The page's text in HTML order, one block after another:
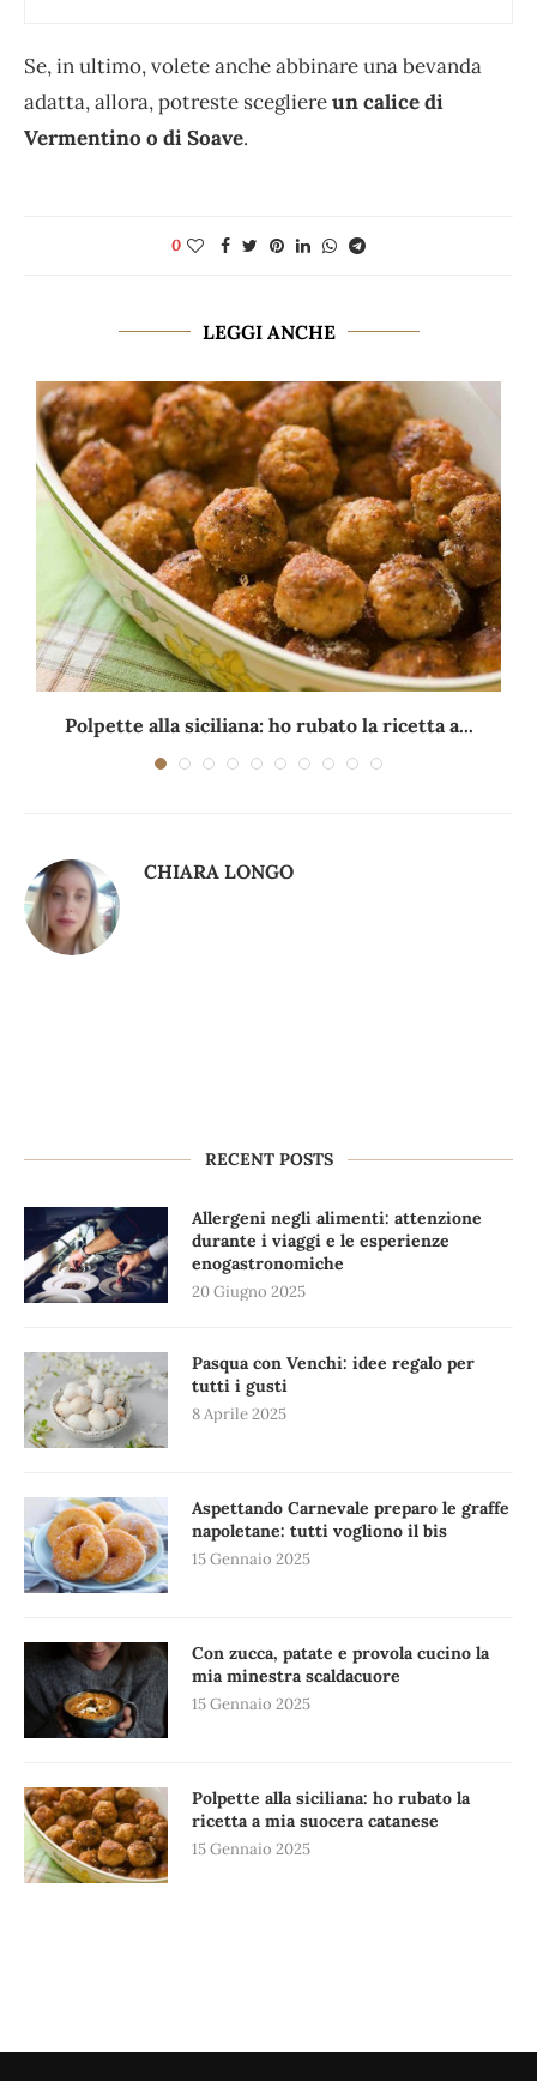
Se, in ultimo, volete anche abbinare una bevanda
adatta, allora, potreste scegliereun calice di
Vermentino o di Soave.
0
LEGGI ANCHE
Polpette alla siciliana: ho rubato la ricetta a...
CHIARA LONGO
RECENT POSTS
Allergeni negli alimenti: attenzione
durante i viaggi e le esperienze
enogastronomiche
20 Giugno 2025
Pasqua con Venchi: idee regalo per
tutti i gusti
8 Aprile 2025
Aspettando Carnevale preparo le graffe
napoletane: tutti vogliono il bis
15 Gennaio 2025
Con zucca, patate e provola cucino la
mia minestra scaldacuore
15 Gennaio 2025
Polpette alla siciliana: ho rubato la
ricetta a mia suocera catanese
15 Gennaio 2025